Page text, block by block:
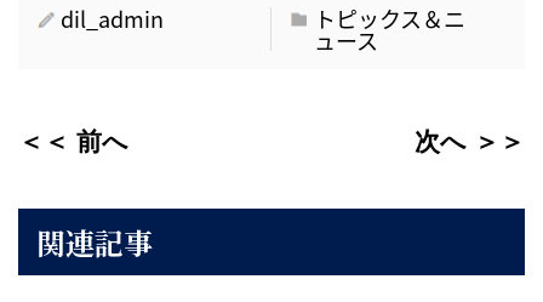
dil_admin トピックス＆ニ
ュース
＜＜ 前へ 次へ ＞＞
関連記事